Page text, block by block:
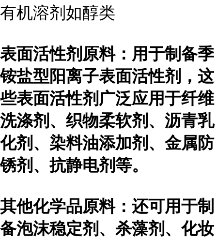
有机溶剂如醇类
表面活性剂原料：用于制备季
铵盐型阳离子表面活性剂，这
些表面活性剂广泛应用于纤维
洗涤剂、织物柔软剂、沥青乳
化剂、染料油添加剂、金属防
锈剂、抗静电剂等。
其他化学品原料：还可用于制
备泡沫稳定剂、杀藻剂、化妆